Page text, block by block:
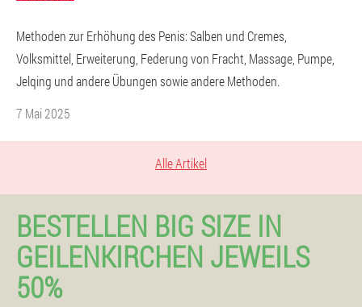
Methoden zur Erhöhung des Penis: Salben und Cremes,
Volksmittel, Erweiterung, Federung von Fracht, Massage, Pumpe,
Jelqing und andere Übungen sowie andere Methoden.
7 Mai 2025
Alle Artikel
BESTELLEN BIG SIZE IN
GEILENKIRCHEN JEWEILS
50%